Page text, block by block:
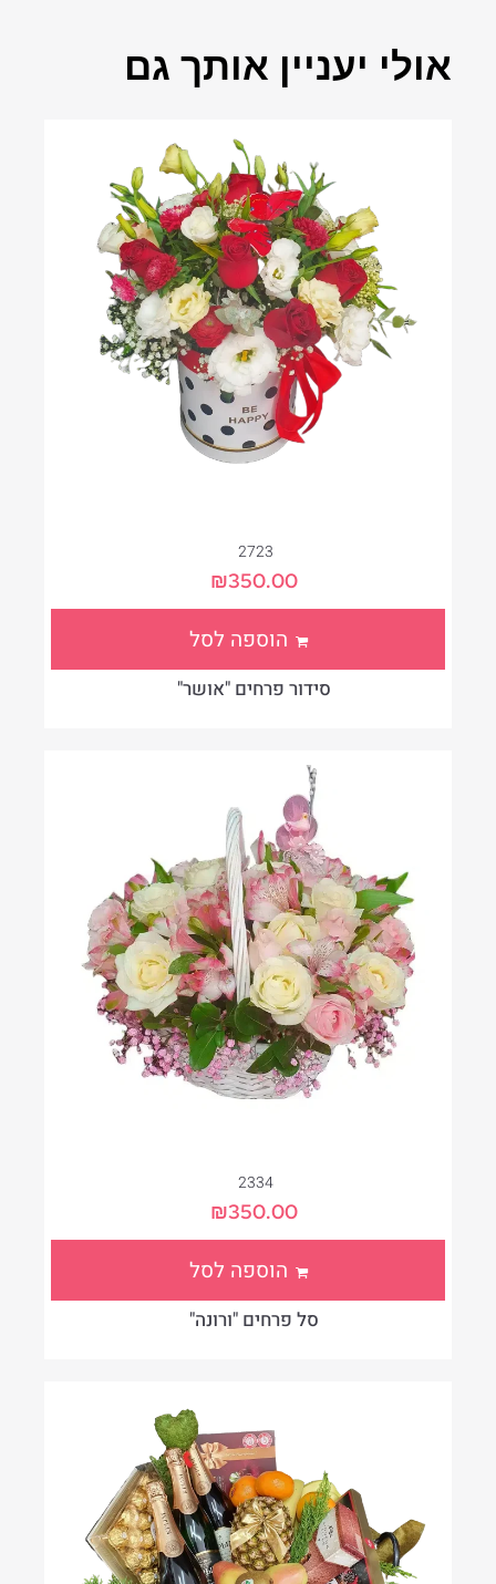
אולי יעניין אותך גם
2723
סידור פרחים "אושר"
₪350.00
הוספה לסל
2334
סל פרחים "ורונה"
₪350.00
הוספה לסל